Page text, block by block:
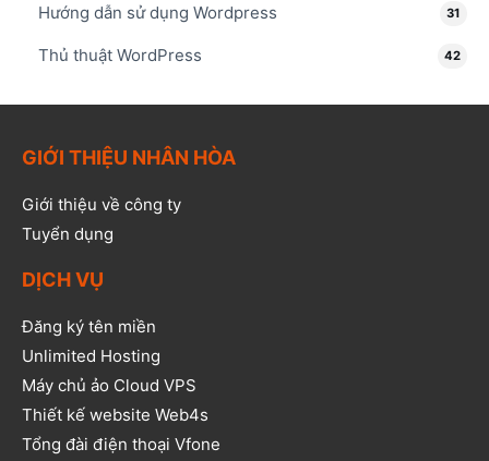
Hướng dẫn sử dụng Wordpress 31
Thủ thuật WordPress 42
GIỚI THIỆU NHÂN HÒA
Giới thiệu về công ty
Tuyển dụng
DỊCH VỤ
Đăng ký tên miền
Unlimited Hosting
Máy chủ ảo Cloud VPS
Thiết kế website Web4s
Tổng đài điện thoại Vfone